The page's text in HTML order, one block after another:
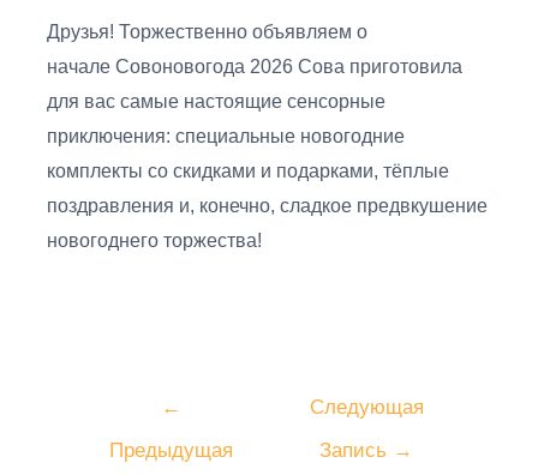
Друзья! Торжественно объявляем о
начале Совоновогода 2026 Сова приготовила
для вас самые настоящие сенсорные
приключения: специальные новогодние
комплекты со скидками и подарками, тёплые
поздравления и, конечно, сладкое предвкушение
новогоднего торжества!
←
Предыдущая
Следующая
Запись →